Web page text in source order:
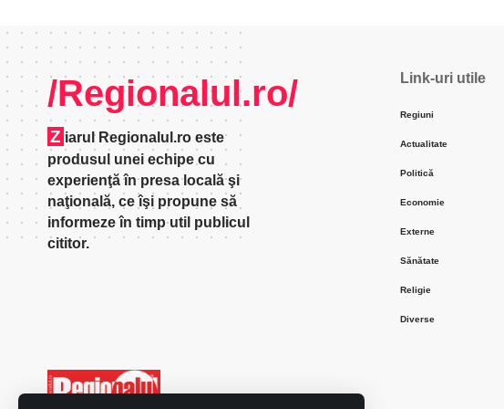
/Regionalul.ro/
Z iarul Regionalul.ro este
produsul unei echipe cu
experienţă în presa locală şi
naţională, ce îşi propune să
informeze în timp util publicul
cititor.
Link-uri utile
Regiuni
Actualitate
Politică
Economie
Externe
Sănătate
Religie
Diverse